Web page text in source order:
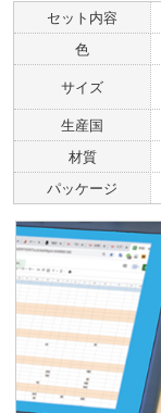
セット内容
色
サイズ
生産国
材質
パッケージ